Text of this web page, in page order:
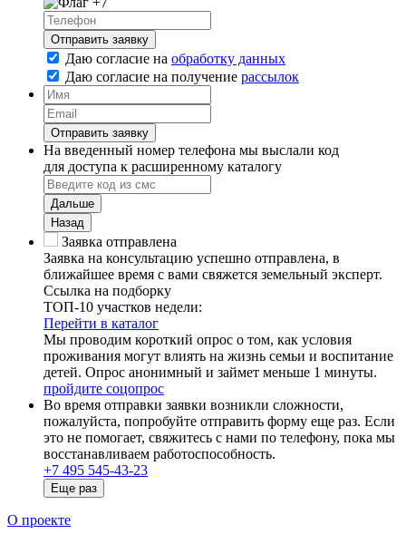
Отправить заявку
Даю согласие на обработку данных
Даю согласие на получение рассылок
Отправить заявку
На введенный номер телефона мы выслали код
для доступа к расширенному каталогу
Дальше
Назад
Заявка отправлена
Заявка на консультацию успешно отправлена, в
ближайшее время с вами свяжется земельный эксперт.
Ссылка на подборку
ТОП-10 участков недели:
Перейти в каталог
Мы проводим короткий опрос о том, как условия
проживания могут влиять на жизнь семьи и воспитание
детей. Опрос анонимный и займет меньше 1 минуты.
пройдите соцопрос
Во время отправки заявки возникли сложности,
пожалуйста, попробуйте отправить форму еще раз. Если
это не помогает, свяжитесь с нами по телефону, пока мы
восстанавливаем работоспособность.
+7 495 545-43-23
Еще раз
О проекте